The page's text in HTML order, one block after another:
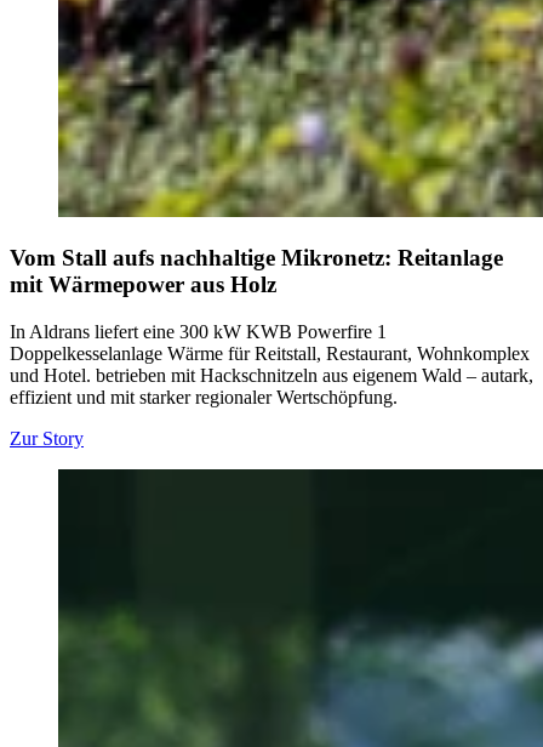
Vom Stall aufs nachhaltige Mikronetz: Reitanlage
mit Wärmepower aus Holz
In Aldrans liefert eine 300 kW KWB Powerfire 1
Doppelkesselanlage Wärme für Reitstall, Restaurant, Wohnkomplex
und Hotel. betrieben mit Hackschnitzeln aus eigenem Wald – autark,
effizient und mit starker regionaler Wertschöpfung.
Zur Story